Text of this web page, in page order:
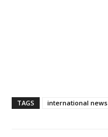
TAGS international news